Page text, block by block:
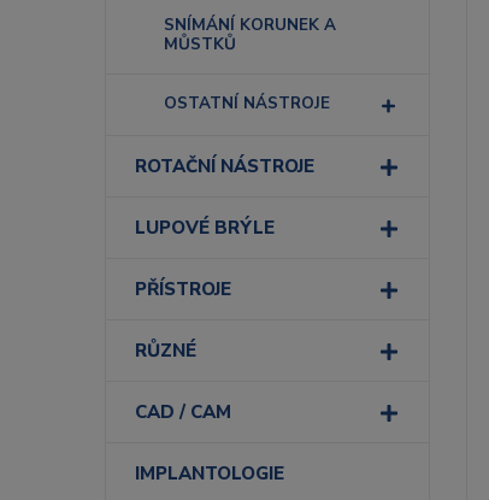
SNÍMÁNÍ KORUNEK A
MŮSTKŮ
OSTATNÍ NÁSTROJE
ROTAČNÍ NÁSTROJE
LUPOVÉ BRÝLE
PŘÍSTROJE
RŮZNÉ
CAD / CAM
IMPLANTOLOGIE